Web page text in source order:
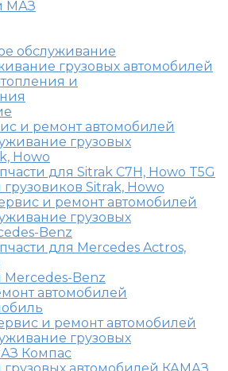
МАЗ
обслуживание
грузовых автомобилей
и
и ремонт автомобилей
грузовых
Howo
для Sitrak C7H, Howo T5G
Sitrak, Howo
и ремонт автомобилей
грузовых
Benz
для Mercedes Actros,
Mercedes-Benz
автомобилей
и ремонт автомобилей
грузовых
Компас
грузовых автомобилей КАМАЗ